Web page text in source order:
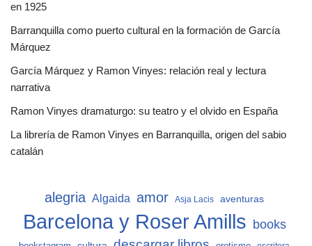
en 1925
Barranquilla como puerto cultural en la formación de García
Márquez
García Márquez y Ramon Vinyes: relación real y lectura
narrativa
Ramon Vinyes dramaturgo: su teatro y el olvido en España
La librería de Ramon Vinyes en Barranquilla, origen del sabio
catalán
alegria Algaida amor Asja Lacis aventuras
Barcelona y Roser Amills books